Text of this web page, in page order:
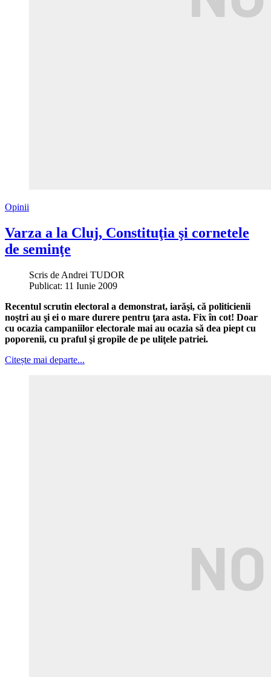
Opinii
Varza a la Cluj, Constituţia şi cornetele
de seminţe
Scris de Andrei TUDOR
Publicat: 11 Iunie 2009
Recentul scrutin electoral a demonstrat, iarăşi, că politicienii
noştri au şi ei o mare durere pentru ţara asta. Fix în cot! Doar
cu ocazia campaniilor electorale mai au ocazia să dea piept cu
poporenii, cu praful şi gropile de pe uliţele patriei.
Citește mai departe...